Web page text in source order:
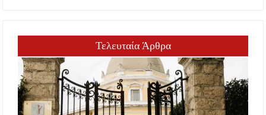
Τελευταία Άρθρα